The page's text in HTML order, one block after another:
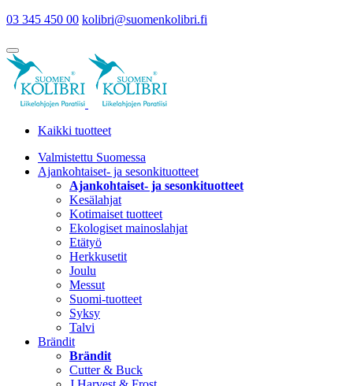
03 345 450 00 kolibri@suomenkolibri.fi
Kaikki tuotteet
Valmistettu Suomessa
Ajankohtaiset- ja sesonkituotteet
Ajankohtaiset- ja sesonkituotteet
Kesälahjat
Kotimaiset tuotteet
Ekologiset mainoslahjat
Etätyö
Herkkusetit
Joulu
Messut
Suomi-tuotteet
Syksy
Talvi
Brändit
Brändit
Cutter & Buck